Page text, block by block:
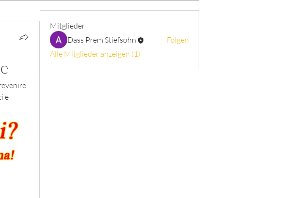
e
Mitglieder
Dass Prem Stiefsohn
Folgen
Alle Mitglieder anzeigen (1)